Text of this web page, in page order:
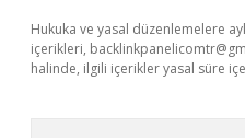
Hukuka ve yasal düzenlemelere
içerikleri,
halinde, ilgili içerikler yasal süre